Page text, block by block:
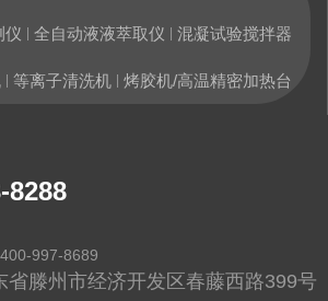
仪 | 全自动液液萃取仪 | 混凝试验搅拌器
| 等离子清洗机 | 烤胶机/高温精密加热台
8288
997-8689
省滕州市经济开发区春藤西路399号